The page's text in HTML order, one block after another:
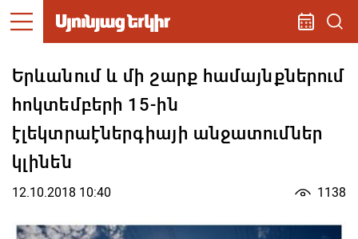
Երևանում և մի շարք համայնքներում
հոկտեմբերի 15-ին
էլեկտրաէներգիայի անջատումներ
կլինեն
12.10.2018 10:40 1138